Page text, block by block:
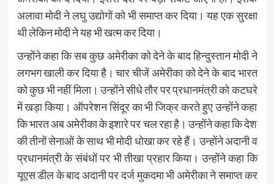
अलावा मोदी ने लघु उद्योगों को भी समाप्त कर दिया। यह एक सुरक्षा
थी लेकिन मोदी ने यह भी खत्म कर दिया।
उन्होंने कहा कि सब कुछ अमेरीका को देने के बाद हिन्दुस्तान मोदी ने
लगभग खाली कर दिया है। चार चीजें अमेरीका को देने के बाद भारत
को कुछ भी नहीं मिला। उन्होंने सीधे तौर पर प्रधानमंत्री को कटघरे
में खड़ा किया। ऑपरेशन सिंदूर का भी जिक्र करते हुए उन्होंने कहा
कि भारत अब अमेरीका के इशारे पर चल रहा है। उन्होंने कहा कि देश
की तीनों सेनाओं के साथ भी मोदी धोखा कर रहे हैं। उन्होंने अदानी व
प्रधानमंत्री के संबंधों पर भी तीखा प्रहार किया। उन्होंने कहा कि
यूएस डील के बाद अदानी पर दर्ज मुकदमा भी अमेरीका ने समाप्त कर